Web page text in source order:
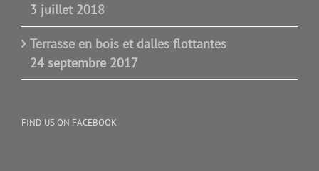
3 juillet 2018
Terrasse en bois et dalles flottantes
24 septembre 2017
FIND US ON FACEBOOK